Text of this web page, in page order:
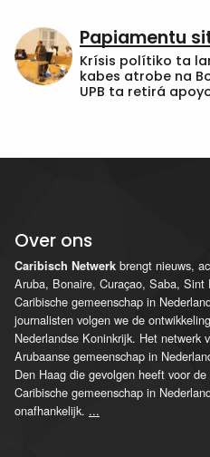
Papiamentu
Krísis polítiko ta
kabes atrobe na
UPB ta retirá
Over ons
Caribisch Netwerk brengt nieuws,
Aruba, Bonaire, Curaçao, Saba,
Caribische gemeenschap in
journalisten volgen we de
Nederlandse Koninkrijk. Het netwerk
Arubaanse gemeenschap in
Den Haag die gevolgen heeft voor
Caribische gemeenschap in
onafhankelijk. ...